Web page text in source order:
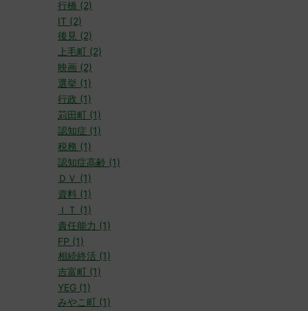
行橋 (2)
IT (2)
後見 (2)
上毛町 (2)
映画 (2)
選挙 (1)
行政 (1)
苅田町 (1)
認知症 (1)
税務 (1)
認知症高齢 (1)
ＤＶ (1)
資料 (1)
ＩＴ (1)
責任能力 (1)
FP (1)
相続終活 (1)
吉富町 (1)
YEG (1)
みやこ町 (1)